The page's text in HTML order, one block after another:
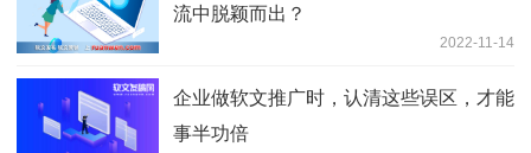
流中脱颖而出？
2022-11-14
企业做软文推广时，认清这些误区，才能
事半功倍